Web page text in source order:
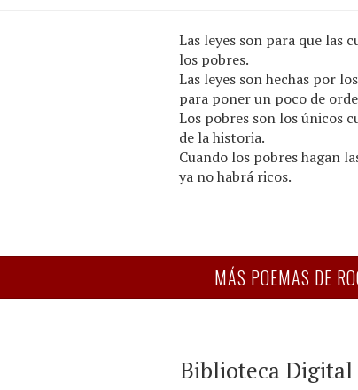
Las leyes son para que las
los pobres.
Las leyes son hechas por
para poner un poco de
Los pobres son los únicos
de la historia.
Cuando los pobres hagan
ya no habrá ricos.
MÁS POEMAS DE
Biblioteca Digital